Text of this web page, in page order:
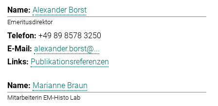
Alexander Borst
Emeritusdirektor
+49 89 8578 3250
alexander.borst@...
Publikationsreferenzen
Marianne Braun
Mitarbeiterin EM-Histo Lab